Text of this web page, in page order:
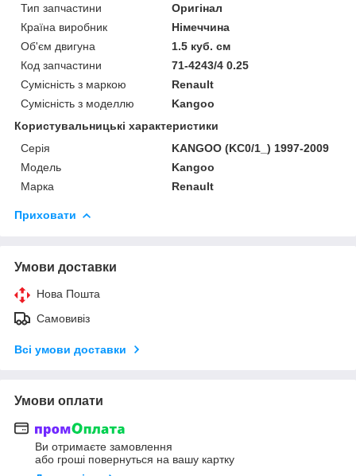
Тип запчастини
Оригінал
Країна виробник
Німеччина
Об'єм двигуна
1.5 куб. см
Код запчастини
71-4243/4 0.25
Сумісність з маркою
Renault
Сумісність з моделлю
Kangoo
Користувальницькі характеристики
Серія
KANGOO (KC0/1_) 1997-2009
Модель
Kangoo
Марка
Renault
Приховати
Умови доставки
Нова Пошта
Самовивіз
Всі умови доставки
Умови оплати
Ви отримаєте замовлення
або гроші повернуться на вашу картку